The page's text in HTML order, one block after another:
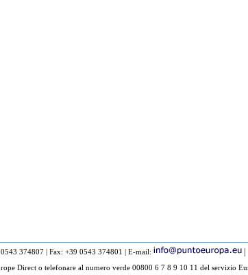
374807 | Fax: +39 0543 374801 | E-mail: |
Direct o telefonare al numero verde 00800 6 7 8 9 10 11 del servizio